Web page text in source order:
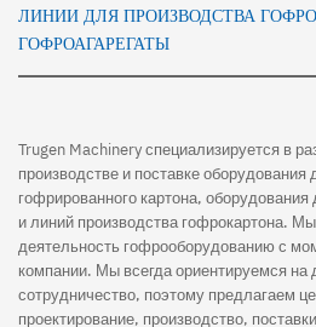
ЛИНИИ ДЛЯ ПРОИЗВОДСТВА
ГОФРОАГАРЕГАТЫ
Trugen Machinery специализируется в
производстве и поставке оборудования
гофрированного картона,
и линий производства гофрокартона.
деятельность гофрооборудованию с
компании. Мы всегда ориентируемся на
сотрудничество, поэтому предлагаем
проектирование, производство,